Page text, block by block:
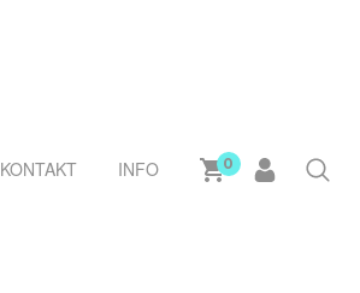
KONTAKT INFO 0